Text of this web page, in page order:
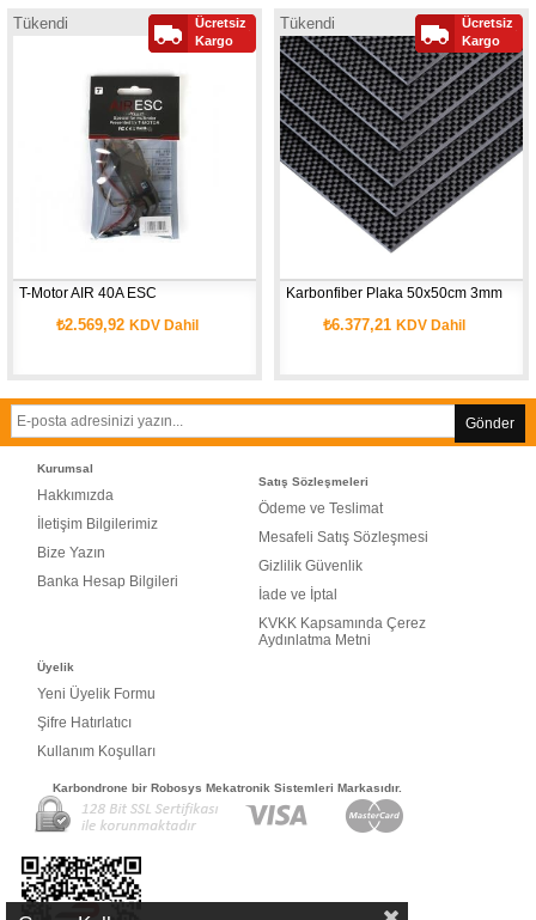
Tükendi
T-Motor AIR 40A ESC
₺2.569,92 KDV Dahil
Ücretsiz
Kargo
Tükendi
Karbonfiber Plaka 50x50cm 3mm
₺6.377,21 KDV Dahil
Ücretsiz
Kargo
Gönder
Kurumsal
Hakkımızda
İletişim Bilgilerimiz
Bize Yazın
Banka Hesap Bilgileri
Satış Sözleşmeleri
Ödeme ve Teslimat
Mesafeli Satış Sözleşmesi
Gizlilik Güvenlik
İade ve İptal
KVKK Kapsamında Çerez
Aydınlatma Metni
Üyelik
Yeni Üyelik Formu
Şifre Hatırlatıcı
Kullanım Koşulları
Karbondrone bir Robosys Mekatronik Sistemleri Markasıdır.